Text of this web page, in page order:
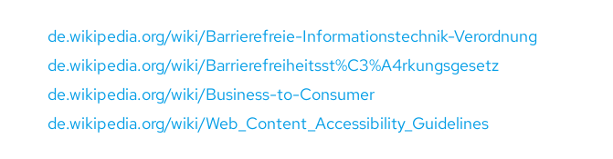
de.wikipedia.org/wiki/Barrierefreie-Informationstechnik-Verordnung
de.wikipedia.org/wiki/Barrierefreiheitsst%C3%A4rkungsgesetz
de.wikipedia.org/wiki/Business-to-Consumer
de.wikipedia.org/wiki/Web_Content_Accessibility_Guidelines